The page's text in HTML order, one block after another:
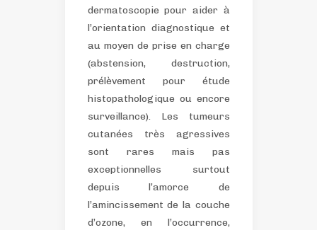
dermatoscopie pour aider à
l’orientation diagnostique et
au moyen de prise en charge
(abstension, destruction,
prélèvement pour étude
histopathologique ou encore
surveillance). Les tumeurs
cutanées très agressives
sont rares mais pas
exceptionnelles surtout
depuis l’amorce de
l’amincissement de la couche
d’ozone, en l’occurrence,